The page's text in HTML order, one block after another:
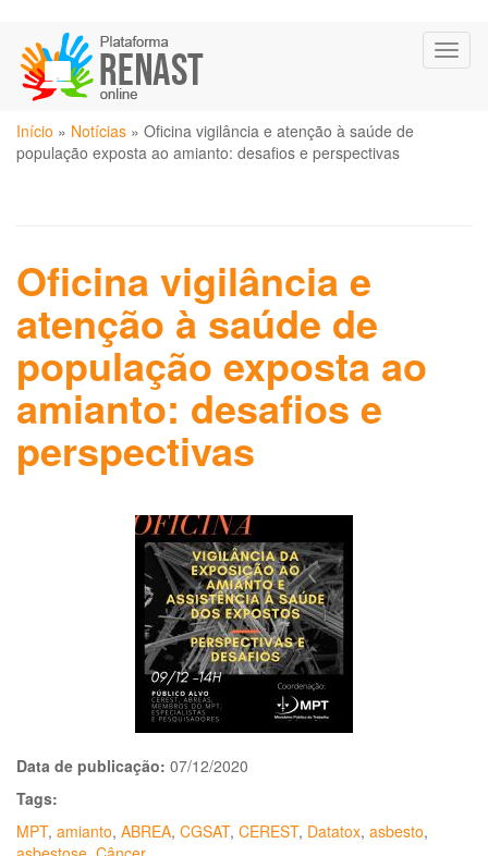
para
conteúdo
principal
Você
está
Início » Notícias » Oficina vigilância e atenção à saúde de
população exposta ao amianto: desafios e perspectivas
Oficina vigilância e
atenção à saúde de
população exposta ao
amianto: desafios e
perspectivas
Data de publicação: 07/12/2020
Tags:
MPT, amianto, ABREA, CGSAT, CEREST, Datatox, asbesto,